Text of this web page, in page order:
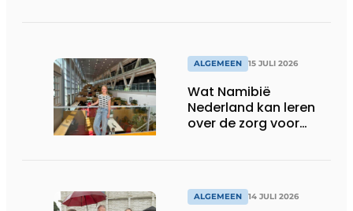
ALGEMEEN 15 JULI 2026
Wat Namibië
Nederland kan leren
over de zorg voor
ALGEMEEN 14 JULI 2026